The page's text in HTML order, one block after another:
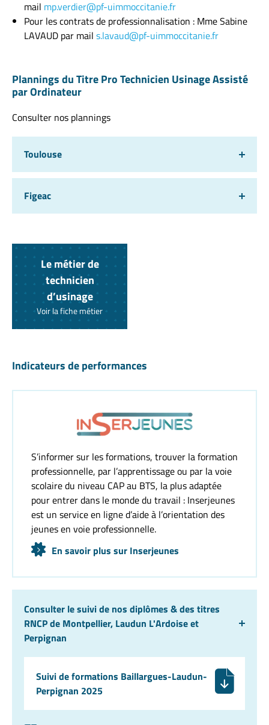
mail mp.verdier@pf-uimmoccitanie.fr
Pour les contrats de professionnalisation : Mme Sabine
LAVAUD par mail s.lavaud@pf-uimmoccitanie.fr
Plannings du Titre Pro Technicien Usinage Assisté
par Ordinateur
Consulter nos plannings
Toulouse
Figeac
Le métier de
technicien
d’usinage
Voir la fiche métier
Indicateurs de performances
S’informer sur les formations, trouver la formation
professionnelle, par l’apprentissage ou par la voie
scolaire du niveau CAP au BTS, la plus adaptée
pour entrer dans le monde du travail : Inserjeunes
est un service en ligne d’aide à l’orientation des
jeunes en voie professionnelle.
En savoir plus sur Inserjeunes
Consulter le suivi de nos diplômes & des titres
RNCP de Montpellier, Laudun L'Ardoise et
Perpignan
Suivi de formations Baillargues-Laudun-
Perpignan 2025